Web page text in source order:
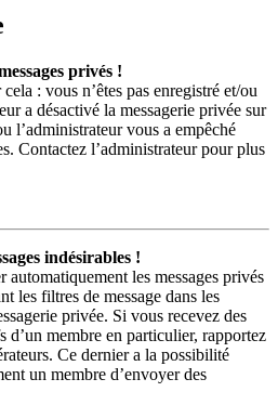
privés !
: vous n’êtes pas enregistré et/ou
a désactivé la messagerie privée sur
l’administrateur vous a empêché
Contactez l’administrateur pour plus
indésirables !
automatiquement les messages privés
les filtres de message dans les
privée. Si vous recevez des
d’un membre en particulier, rapportez
Ce dernier a la possibilité
un membre d’envoyer des